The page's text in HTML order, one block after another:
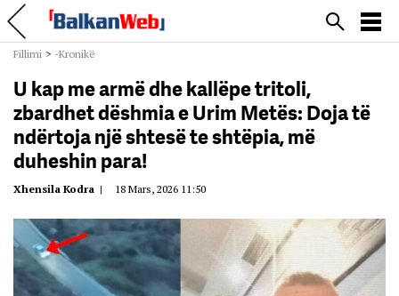
Fillimi > -Kronikë
U kap me armë dhe kallëpe tritoli,
zbardhet dëshmia e Urim Metës: Doja të
ndërtoja një shtesë te shtëpia, më
duheshin para!
Xhensila Kodra | 18 Mars, 2026 11:50